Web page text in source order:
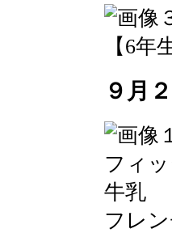
【6年
９月
フィ
牛乳
フレ